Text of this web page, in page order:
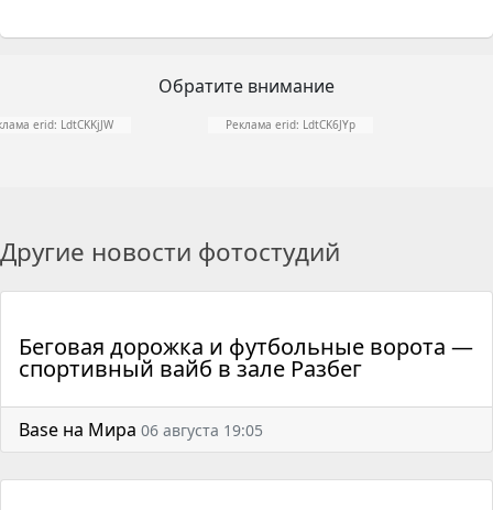
Обратите внимание
erid: LdtCKKjJW Реклама erid: LdtCK6JYp
Другие новости фотостудий
Беговая дорожка и футбольные ворота —
спортивный вайб в зале Разбег
Base на Мира 06 августа 19:05